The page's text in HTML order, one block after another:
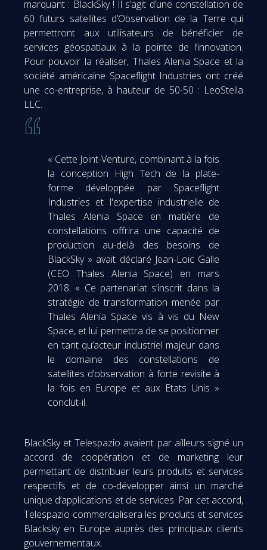
marquant : BlackSky ! Il s’agit d’une constellation de
60 futurs satellites d’Observation de la Terre qui
permettront aux utilisateurs de bénéficier de
services géospatiaux à la pointe de l’innovation.
Pour pouvoir la réaliser, Thales Alenia Space et la
société américaine Spaceflight Industries ont créé
une co-entreprise, à hauteur de 50-50 : LeoStella
LLC.
« Cette Joint-Venture, combinant à la fois
la conception High Tech de la plate-
forme développée par Spaceflight
Industries et l'expertise industrielle de
Thales Alenia Space en matière de
constellations offrira une capacité de
production au-delà des besoins de
BlackSky » avait déclaré Jean-Loïc Galle
(CEO Thales Alenia Space) en mars
2018. « Ce partenariat s’inscrit dans la
stratégie de transformation menée par
Thales Alenia Space vis à vis du New
Space, et lui permettra de se positionner
en tant qu’acteur industriel majeur dans
le domaine des constellations de
satellites d’observation à forte revisite à
la fois en Europe et aux Etats Unis »
conclut-il.
BlackSky et Telespazio avaient par ailleurs signé un
accord de coopération et de marketing leur
permettant de distribuer leurs produits et services
respectifs et de co-développer ainsi un marché
unique d’applications et de services. Par cet accord,
Telespazio commercialisera les produits et services
Blacksky en Europe auprès des principaux clients
gouvernementaux.